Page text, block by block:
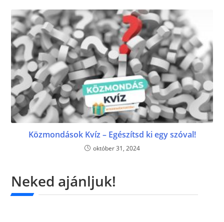
Közmondások Kvíz – Egészítsd ki egy szóval!
október 31, 2024
Neked ajánljuk!